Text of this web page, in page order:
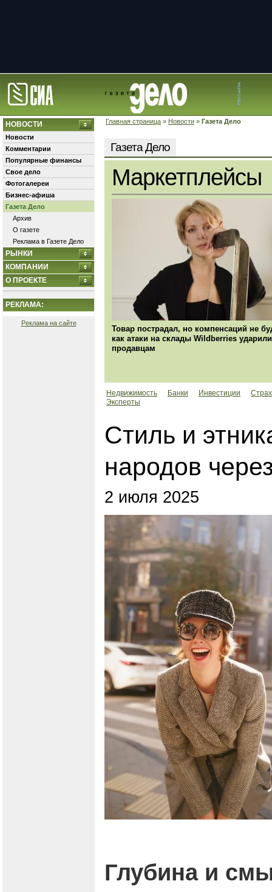
Главная страница » Новости » Газета Дело
НОВОСТИ
Новости
Комментарии
Популярные финансы
Свое дело
Фотогалереи
Бизнес-афиша
Газета Дело
Архив
О газете
Реклама в Газете Дело
РЫНКИ
КОМПАНИИ
О ПРОЕКТЕ
РЕКЛАМА:
Реклама на сайте
Газета Дело
Маркетплейсы
Товар пострадал, но компенсаций не
как атаки на склады Wildberries
продавцам
Недвижимость Банки Инвестиции
Эксперты
Стиль и
народов
2 июля 2025
Глубина и